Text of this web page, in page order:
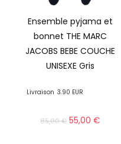
Ensemble pyjama et
bonnet THE MARC
JACOBS BEBE COUCHE
UNISEXE Gris
Livraison 3.90 EUR
85,00€ 55,00€